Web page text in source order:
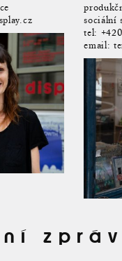
sociální
tel:
email: